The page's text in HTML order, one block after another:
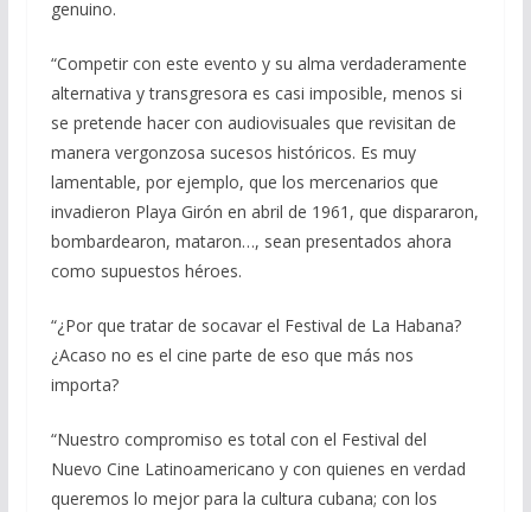
genuino.
“Competir con este evento y su alma verdaderamente
alternativa y transgresora es casi imposible, menos si
se pretende hacer con audiovisuales que revisitan de
manera vergonzosa sucesos históricos. Es muy
lamentable, por ejemplo, que los mercenarios que
invadieron Playa Girón en abril de 1961, que dispararon,
bombardearon, mataron…, sean presentados ahora
como supuestos héroes.
“¿Por que tratar de socavar el Festival de La Habana?
¿Acaso no es el cine parte de eso que más nos
importa?
“Nuestro compromiso es total con el Festival del
Nuevo Cine Latinoamericano y con quienes en verdad
queremos lo mejor para la cultura cubana; con los